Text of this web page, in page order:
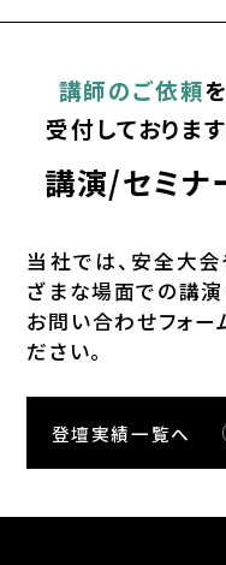
講師のご依頼を
受付しております
講演/セミナ
当社では、安全⼤会
ざまな場⾯での講演
お問い合わせフォー
ださい。
登壇実績一覧へ